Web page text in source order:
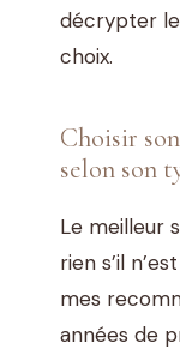
décrypter
choix.
Choisir
selon son
Le meilleur
rien s’il
mes
années de